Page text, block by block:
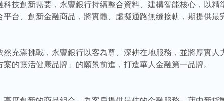
科技創新需要，永豐銀行持續整合資料、建構智能核心，以
平台、創新金融商品，將實體、虛擬通路無縫接軌，期提供
然充滿挑戰，永豐銀行以客為尊、深耕在地服務，並將厚實
的靈活健康品牌」的願景前進，打造華人金融第一品牌。